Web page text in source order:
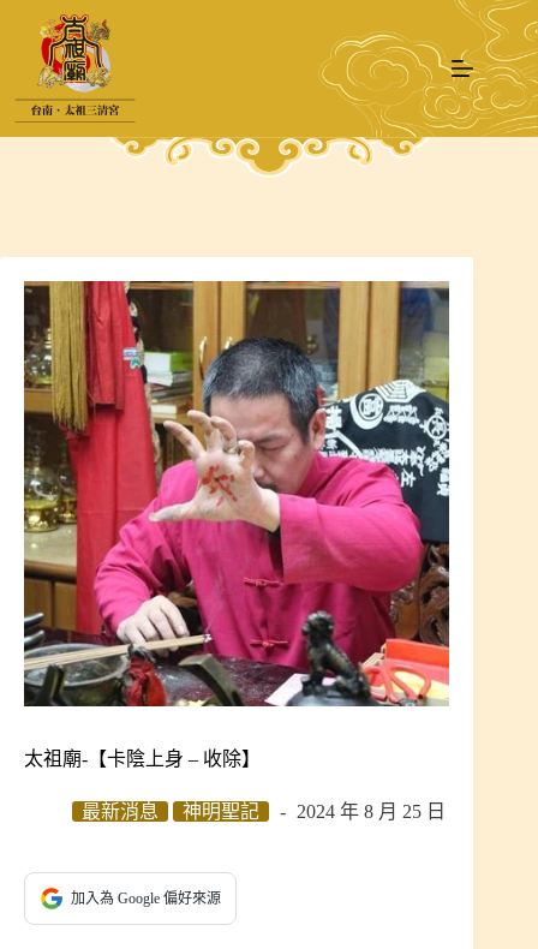
要
太祖廟-【卡陰上身 – 收除】
最新消息 神明聖記 2024 年 8 月 25 日
加入為 Google 偏好來源